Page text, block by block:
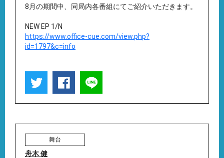
8月の期間中、同局内各番組にてご紹介いただきます。
NEW EP 1/N
https://www.office-cue.com/view.php?
id=1797&c=info
舞台
舟木 健